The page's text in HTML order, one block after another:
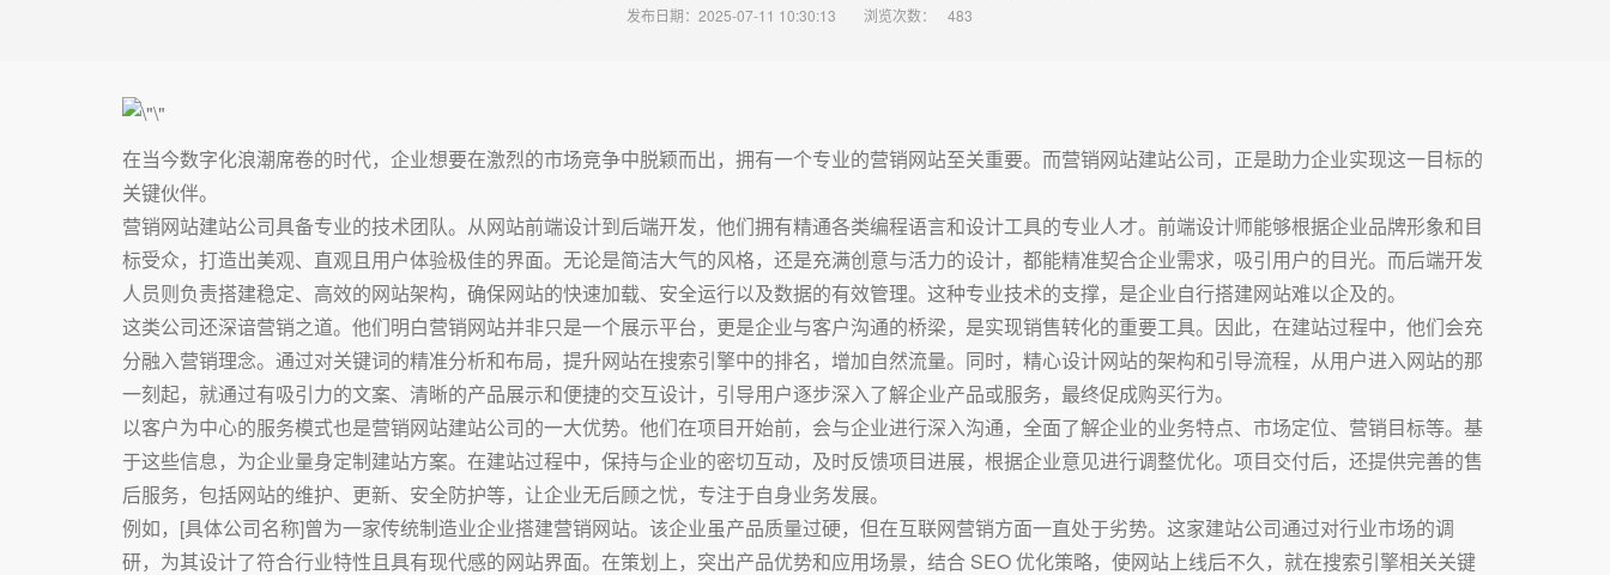
发布日期：2025-07-11 10:30:13 浏览次数： 483
在当今数字化浪潮席卷的时代，企业想要在激烈的市场竞争中脱颖而出，拥有一个专业的营销网站至关重要。而营销网站建站公司，正是助力企业实现这一目标的
关键伙伴。
营销网站建站公司具备专业的技术团队。从网站前端设计到后端开发，他们拥有精通各类编程语言和设计工具的专业人才。前端设计师能够根据企业品牌形象和目
标受众，打造出美观、直观且用户体验极佳的界面。无论是简洁大气的风格，还是充满创意与活力的设计，都能精准契合企业需求，吸引用户的目光。而后端开发
人员则负责搭建稳定、高效的网站架构，确保网站的快速加载、安全运行以及数据的有效管理。这种专业技术的支撑，是企业自行搭建网站难以企及的。
这类公司还深谙营销之道。他们明白营销网站并非只是一个展示平台，更是企业与客户沟通的桥梁，是实现销售转化的重要工具。因此，在建站过程中，他们会充
分融入营销理念。通过对关键词的精准分析和布局，提升网站在搜索引擎中的排名，增加自然流量。同时，精心设计网站的架构和引导流程，从用户进入网站的那
一刻起，就通过有吸引力的文案、清晰的产品展示和便捷的交互设计，引导用户逐步深入了解企业产品或服务，最终促成购买行为。
以客户为中心的服务模式也是营销网站建站公司的一大优势。他们在项目开始前，会与企业进行深入沟通，全面了解企业的业务特点、市场定位、营销目标等。基
于这些信息，为企业量身定制建站方案。在建站过程中，保持与企业的密切互动，及时反馈项目进展，根据企业意见进行调整优化。项目交付后，还提供完善的售
后服务，包括网站的维护、更新、安全防护等，让企业无后顾之忧，专注于自身业务发展。
例如，[具体公司名称]曾为一家传统制造业企业搭建营销网站。该企业虽产品质量过硬，但在互联网营销方面一直处于劣势。这家建站公司通过对行业市场的调
研，为其设计了符合行业特性且具有现代感的网站界面。在策划上，突出产品优势和应用场景，结合 SEO 优化策略，使网站上线后不久，就在搜索引擎相关关键